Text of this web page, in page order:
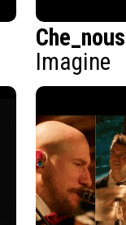
Che_nous
Imagine